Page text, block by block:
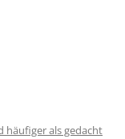
häufiger als gedacht